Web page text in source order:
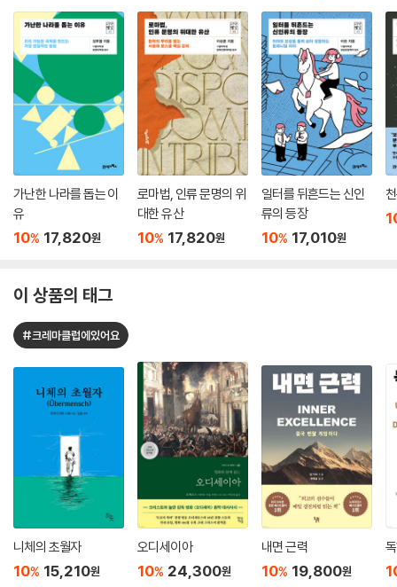
가난한 나라를 돕는 이
유
10% 17,820원
로마법, 인류 문명의 위
대한 유산
10% 17,820원
일터를 뒤흔드는 신인
류의 등장
10% 17,010원
이 상품의 태그
#크레마클럽에있어요
니체의 초월자
10% 15,210원
오디세이아
10% 24,300원
내면 근력
10% 19,800원